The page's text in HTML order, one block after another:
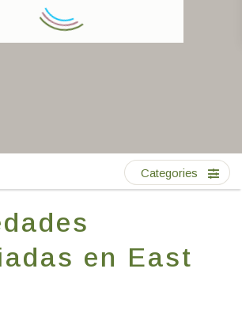
Hotels
FR
en East
Categories